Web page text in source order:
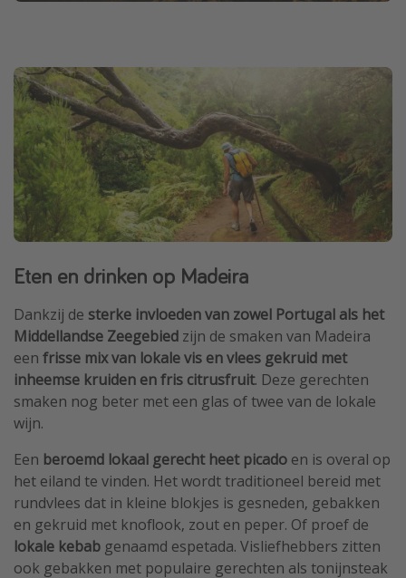
Eten en drinken op Madeira
Dankzij de sterke invloeden van zowel Portugal als het
Middellandse Zeegebied zijn de smaken van Madeira
een frisse mix van lokale vis en vlees gekruid met
inheemse kruiden en fris citrusfruit. Deze gerechten
smaken nog beter met een glas of twee van de lokale
wijn.
Een beroemd lokaal gerecht heet picado en is overal op
het eiland te vinden. Het wordt traditioneel bereid met
rundvlees dat in kleine blokjes is gesneden, gebakken
en gekruid met knoflook, zout en peper. Of proef de
lokale kebab genaamd espetada. Visliefhebbers zitten
ook gebakken met populaire gerechten als tonijnsteak